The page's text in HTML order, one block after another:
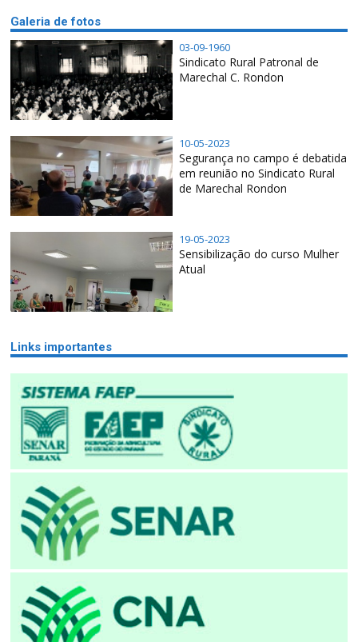
Galeria de fotos
03-09-1960
Sindicato Rural Patronal de
Marechal C. Rondon
10-05-2023
Segurança no campo é debatida
em reunião no Sindicato Rural
de Marechal Rondon
19-05-2023
Sensibilização do curso Mulher
Atual
Links importantes